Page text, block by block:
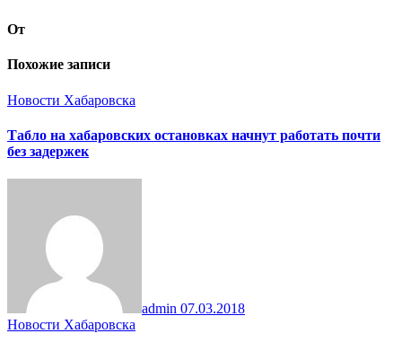
От
Похожие записи
Новости Хабаровска
Табло на хабаровских остановках начнут работать почти
без задержек
admin 07.03.2018
Новости Хабаровска